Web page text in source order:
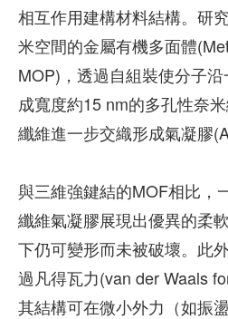
相互作用建構材料結構。研
米空間的金屬有機多面體
MOP)，透過自組裝使分子
成寬度約15 nm的多孔性奈
纖維進一步交織形成氣凝膠
與三維強鍵結的MOF相比，
纖維氣凝膠展現出優異的柔
下仍可變形而未被破壞。此
過凡得瓦力(van der Waals
其結構可在微小外力（如振